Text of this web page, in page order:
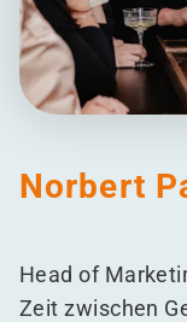
Norbert
Head of
Zeit zwischen